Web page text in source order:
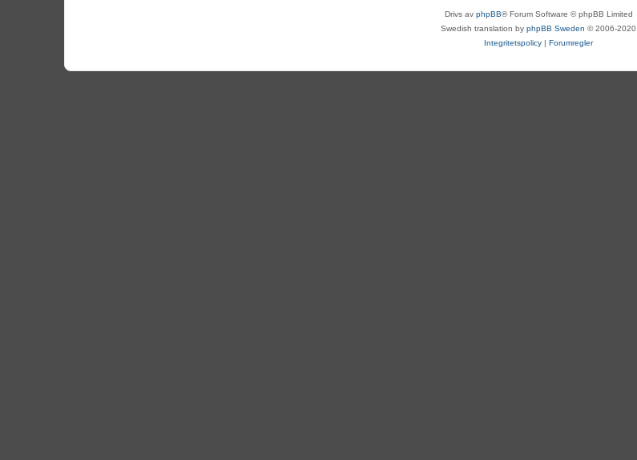
Drivs av phpBB® Forum Software © phpBB Limited
Swedish translation by phpBB Sweden © 2006-2020
Integritetspolicy | Forumregler